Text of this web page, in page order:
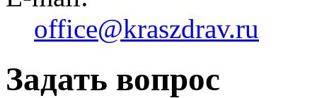
office@kraszdrav.ru
Задать вопрос